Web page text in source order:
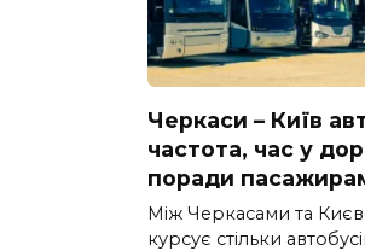
Черкаси – Київ
частота, час у
поради
Між Черкасами та
курсує стільки